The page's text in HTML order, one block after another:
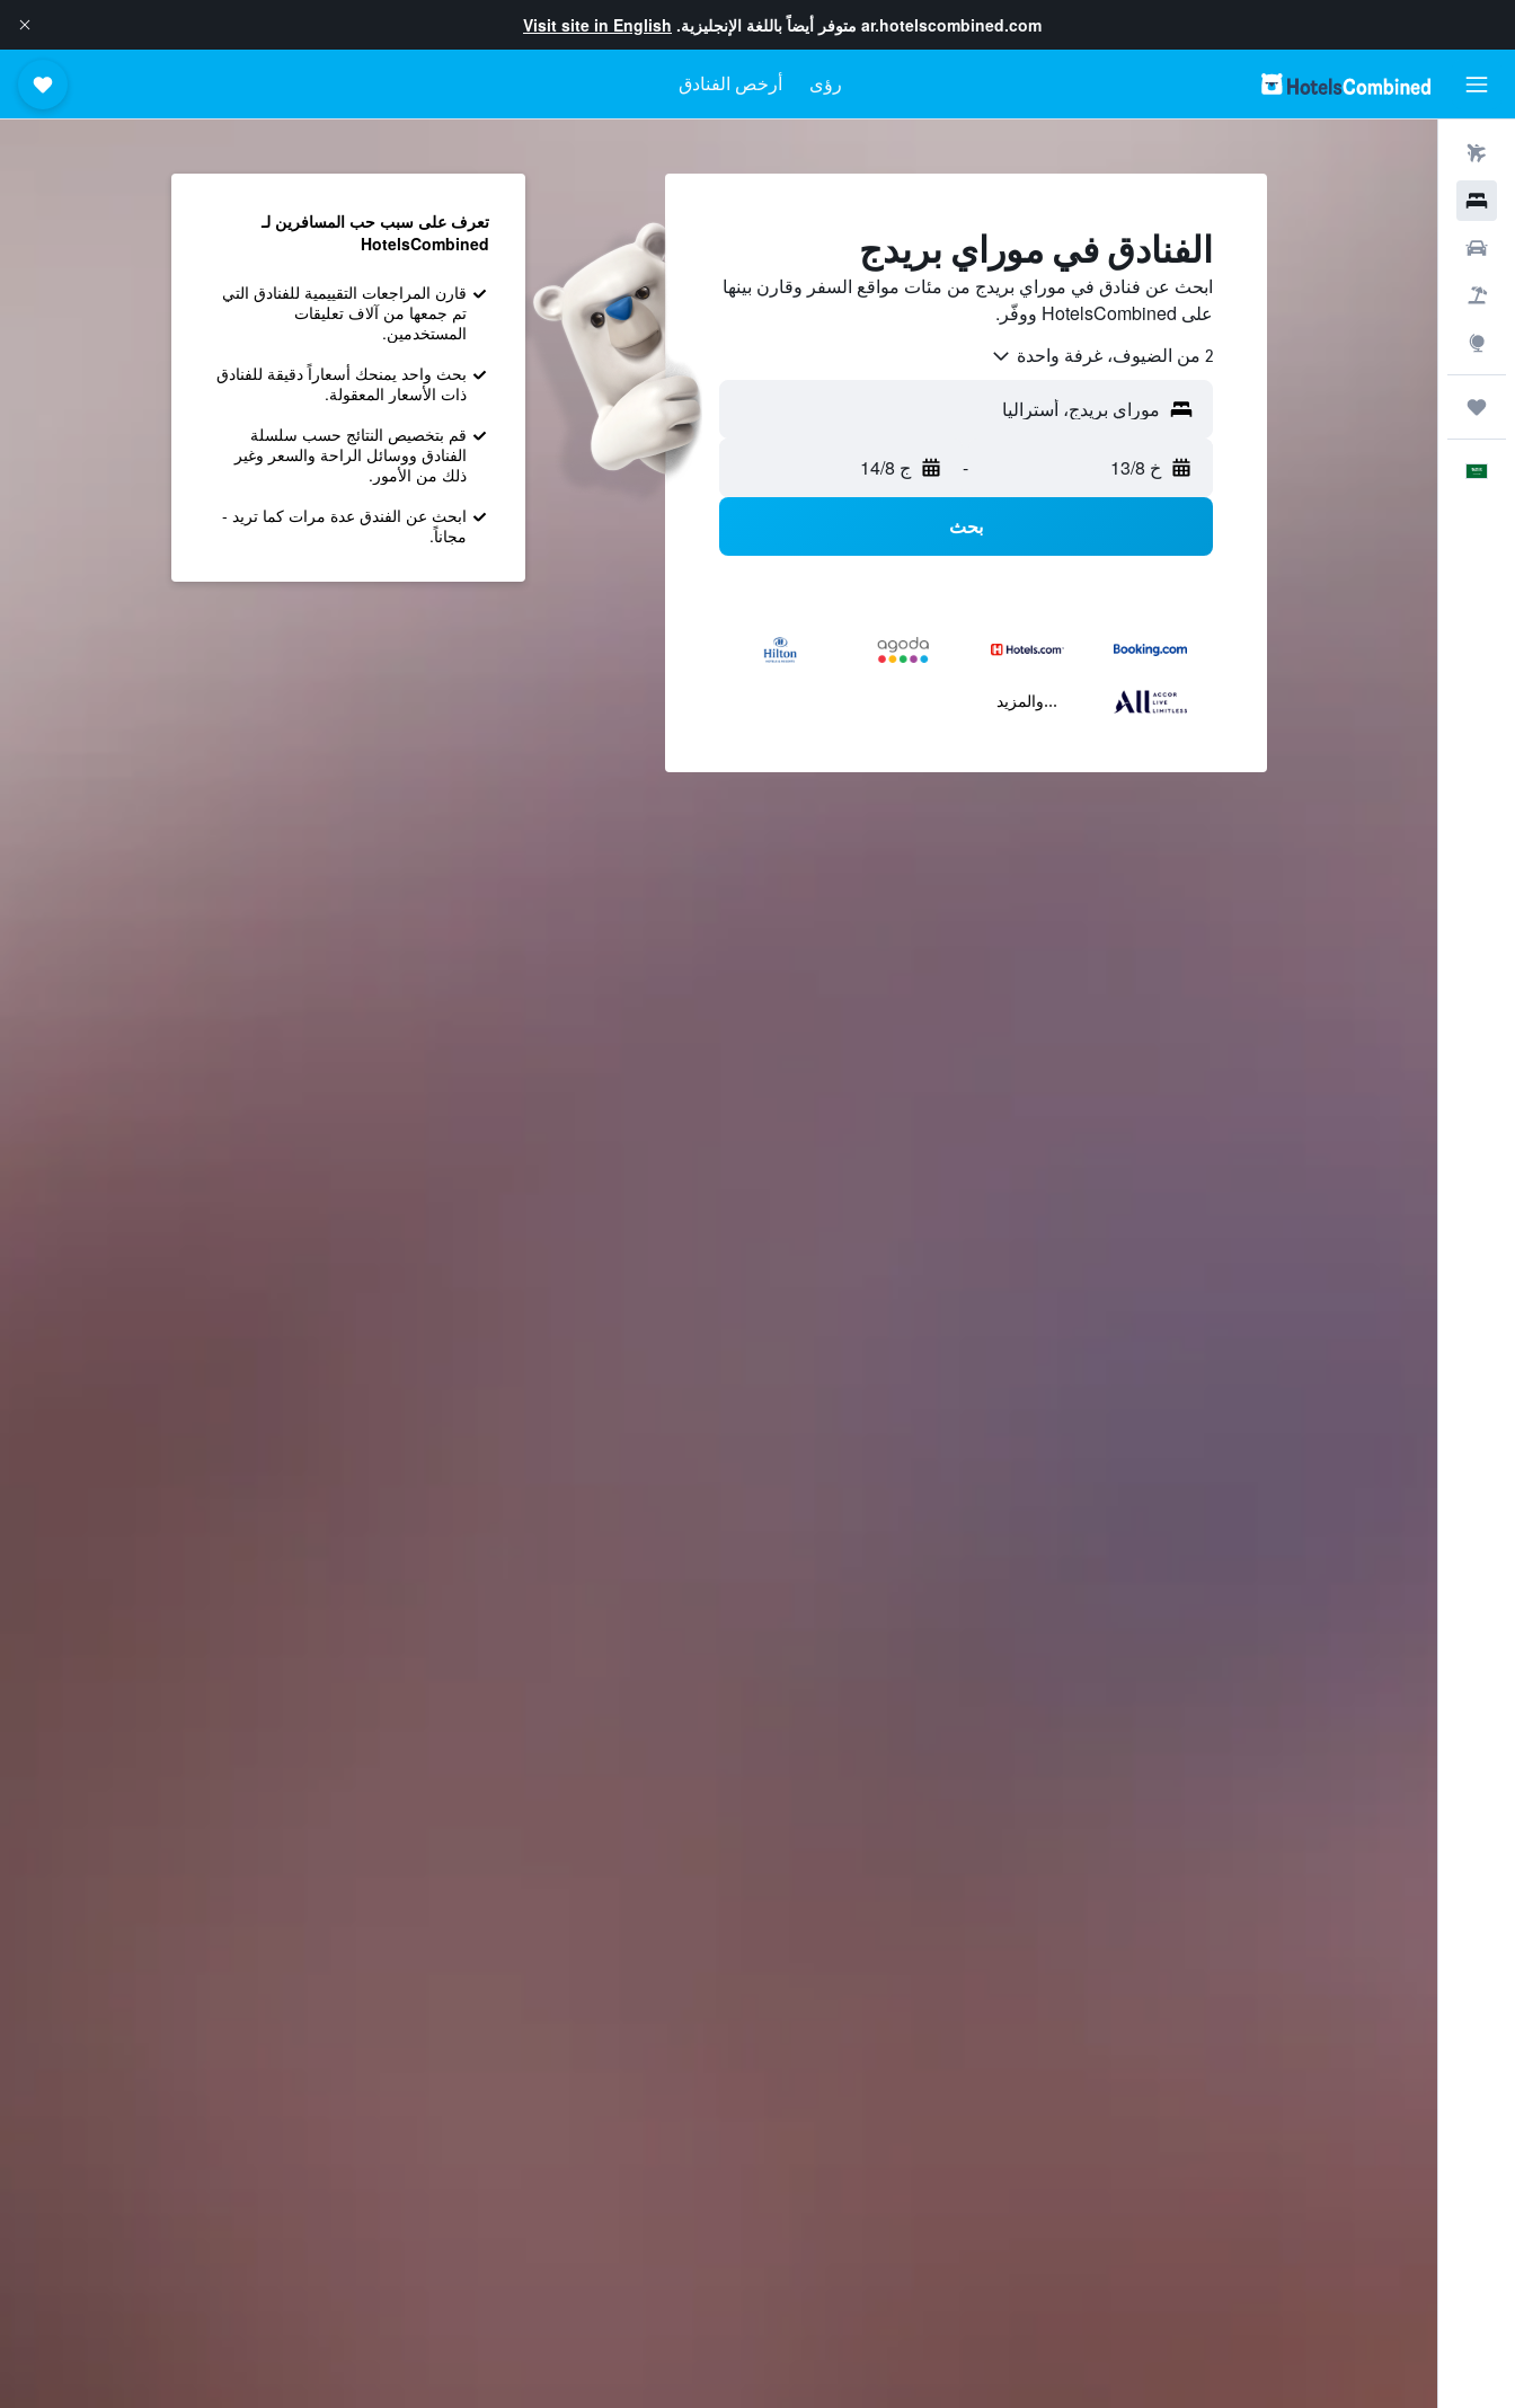
ar.hotelscombined.com متوفر أيضاً باللغة الإنجليزية. Visit site in English
رؤى أرخص الفنادق
الفنادق في موراي بريدج
ابحث عن فنادق في موراي بريدج من مئات مواقع السفر وقارن بينها
على HotelsCombined ووفّر.
2 من الضيوف، غرفة واحدة
خ 13/8 - ج 14/8
بحث
...والمزيد
تعرف على سبب حب المسافرين لـ
HotelsCombined
قارن المراجعات التقييمية للفنادق التي
تم جمعها من آلاف تعليقات
المستخدمين.
بحث واحد يمنحك أسعاراً دقيقة للفنادق
ذات الأسعار المعقولة.
قم بتخصيص النتائج حسب سلسلة
الفنادق ووسائل الراحة والسعر وغير
ذلك من الأمور.
ابحث عن الفندق عدة مرات كما تريد -
مجاناً.